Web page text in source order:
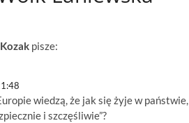
pisze:
wiedzą, że jak się żyje w
i szczęśliwie”?